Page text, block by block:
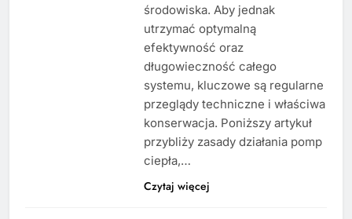
środowiska. Aby jednak
utrzymać optymalną
efektywność oraz
długowieczność całego
systemu, kluczowe są regularne
przeglądy techniczne i właściwa
konserwacja. Poniższy artykuł
przybliży zasady działania pomp
ciepła,…
Czytaj więcej